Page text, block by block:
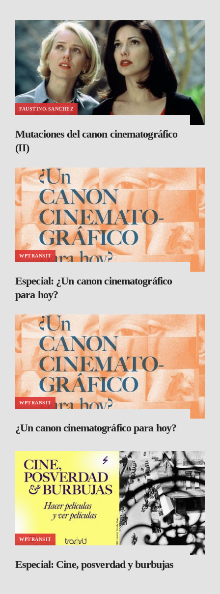
FAUSTINO.SANCHEZ
Mutaciones del canon cinematográfico
(II)
WPTRANSIT
Especial: ¿Un canon cinematográfico
para hoy?
WPTRANSIT
¿Un canon cinematográfico para hoy?
WPTRANSIT
Especial: Cine, posverdad y burbujas